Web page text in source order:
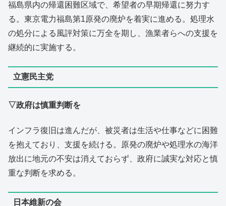
福島県内の帰還困難区域で、希望者の早期帰還に努力す
る。東京電力福島第1原発の廃炉を着実に進める。処理水
の処分による風評対策に万全を期し、漁業者らへの支援を
継続的に実施する。
立憲民主党
▽政府は慎重判断を
インフラ復旧は進んだが、被災者は生活や仕事などに困難
を抱えており、支援を続ける。原発の廃炉や処理水の海洋
放出に地元の不安は消えておらず、政府に誠実な対応と慎
重な判断を求める。
日本維新の会